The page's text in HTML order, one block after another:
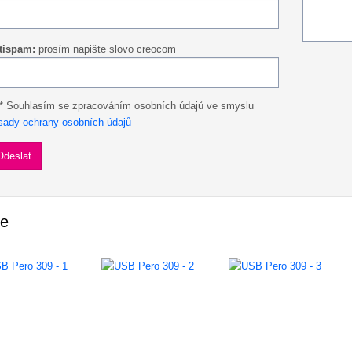
prosím napište slovo creocom
Souhlasím se zpracováním osobních údajů ve smyslu
ochrany osobních údajů